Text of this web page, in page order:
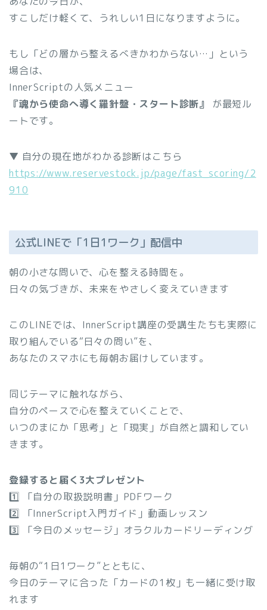
すこしだけ軽くて、うれしい1日になりますように。
もし「どの層から整えるべきかわからない…」という
場合は、
InnerScriptの人気メニュー
『魂から使命へ導く羅針盤・スタート診断』
が最短ル
ートです。
▼ 自分の現在地がわかる診断はこちら
https://www.reservestock.jp/page/fast_scoring/2
910
公式LINEで「1日1ワーク」配信中
朝の小さな問いで、心を整える時間を。
日々の気づきが、未来をやさしく変えていきます
このLINEでは、InnerScript講座の受講生たちも実際に
取り組んでいる“日々の問い”を、
あなたのスマホにも毎朝お届けしています。
同じテーマに触れながら、
自分のペースで心を整えていくことで、
いつのまにか「思考」と「現実」が自然と調和してい
きます。
登録すると届く3大プレゼント
1️⃣ 「自分の取扱説明書」PDFワーク
2️⃣ 「InnerScript入門ガイド」動画レッスン
3️⃣ 「今日のメッセージ」オラクルカードリーディング
毎朝の“1日1ワーク”とともに、
今日のテーマに合った「カードの1枚」も一緒に受け取
れます